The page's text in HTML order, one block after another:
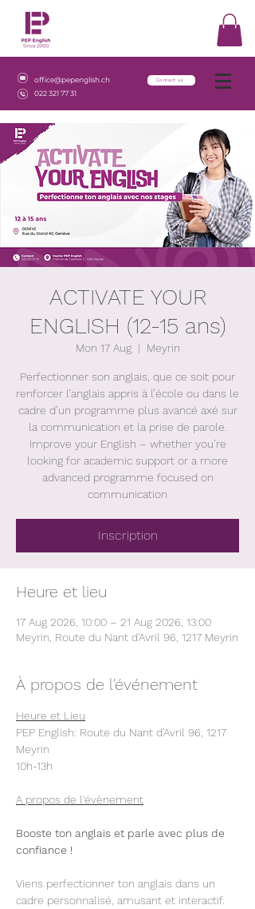
office@pepenglish.ch
022 321 77 31
Contact us
ACTIVATE YOUR
ENGLISH (12-15 ans)
Mon 17 Aug
  |
Meyrin
Perfectionner son anglais, que ce soit pour
renforcer l’anglais appris à l’école ou dans le
cadre d’un programme plus avancé axé sur
la communication et la prise de parole.
Improve your English – whether you’re
looking for academic support or a more
advanced programme focused on
communication
Inscription
Heure et lieu
17 Aug 2026, 10:00 – 21 Aug 2026, 13:00
Meyrin, Route du Nant d'Avril 96, 1217 Meyrin
À propos de l'événement
Heure et Lieu
PEP English: Route du Nant d'Avril 96, 1217
Meyrin
10h-13h
A propos de l‘évènement
Booste ton anglais et parle avec plus de
confiance !
Viens perfectionner ton anglais dans un
cadre personnalisé, amusant et interactif.